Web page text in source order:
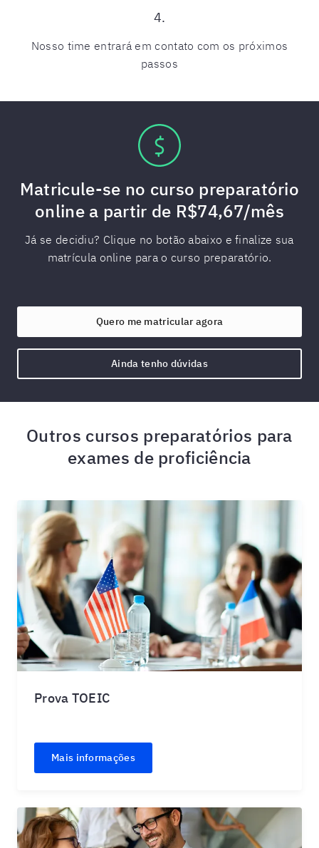
4.
Nosso time entrará em contato com os próximos
passos
Matricule-se no curso preparatório
online a partir de R$74,67/mês
Já se decidiu? Clique no botão abaixo e finalize sua
matrícula online para o curso preparatório.
Quero me matricular agora
Ainda tenho dúvidas
Outros cursos preparatórios para
exames de proficiência
Prova TOEIC
Mais informações